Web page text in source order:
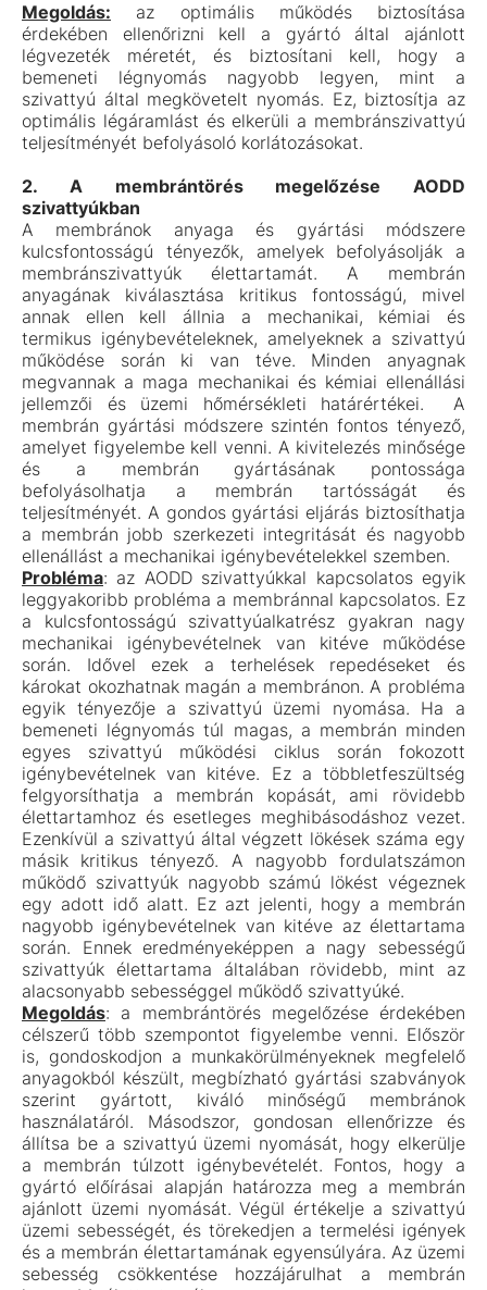
Megoldás: az optimális működés biztosítása
érdekében ellenőrizni kell a gyártó által ajánlott
légvezeték méretét, és biztosítani kell, hogy a
bemeneti légnyomás nagyobb legyen, mint a
szivattyú által megkövetelt nyomás. Ez, biztosítja az
optimális légáramlást és elkerüli a membránszivattyú
teljesítményét befolyásoló korlátozásokat.
2. A membrántörés megelőzése AODD
szivattyúkban
A membránok anyaga és gyártási módszere
kulcsfontosságú tényezők, amelyek befolyásolják a
membránszivattyúk élettartamát. A membrán
anyagának kiválasztása kritikus fontosságú, mivel
annak ellen kell állnia a mechanikai, kémiai és
termikus igénybevételeknek, amelyeknek a szivattyú
működése során ki van téve. Minden anyagnak
megvannak a maga mechanikai és kémiai ellenállási
jellemzői és üzemi hőmérsékleti határértékei. A
membrán gyártási módszere szintén fontos tényező,
amelyet figyelembe kell venni. A kivitelezés minősége
és a membrán gyártásának pontossága
befolyásolhatja a membrán tartósságát és
teljesítményét. A gondos gyártási eljárás biztosíthatja
a membrán jobb szerkezeti integritását és nagyobb
ellenállást a mechanikai igénybevételekkel szemben.
Probléma: az AODD szivattyúkkal kapcsolatos egyik
leggyakoribb probléma a membránnal kapcsolatos. Ez
a kulcsfontosságú szivattyúalkatrész gyakran nagy
mechanikai igénybevételnek van kitéve működése
során. Idővel ezek a terhelések repedéseket és
károkat okozhatnak magán a membránon. A probléma
egyik tényezője a szivattyú üzemi nyomása. Ha a
bemeneti légnyomás túl magas, a membrán minden
egyes szivattyú működési ciklus során fokozott
igénybevételnek van kitéve. Ez a többletfeszültség
felgyorsíthatja a membrán kopását, ami rövidebb
élettartamhoz és esetleges meghibásodáshoz vezet.
Ezenkívül a szivattyú által végzett lökések száma egy
másik kritikus tényező. A nagyobb fordulatszámon
működő szivattyúk nagyobb számú lökést végeznek
egy adott idő alatt. Ez azt jelenti, hogy a membrán
nagyobb igénybevételnek van kitéve az élettartama
során. Ennek eredményeképpen a nagy sebességű
szivattyúk élettartama általában rövidebb, mint az
alacsonyabb sebességgel működő szivattyúké.
Megoldás: a membrántörés megelőzése érdekében
célszerű több szempontot figyelembe venni. Először
is, gondoskodjon a munkakörülményeknek megfelelő
anyagokból készült, megbízható gyártási szabványok
szerint gyártott, kiváló minőségű membránok
használatáról. Másodszor, gondosan ellenőrizze és
állítsa be a szivattyú üzemi nyomását, hogy elkerülje
a membrán túlzott igénybevételét. Fontos, hogy a
gyártó előírásai alapján határozza meg a membrán
ajánlott üzemi nyomását. Végül értékelje a szivattyú
üzemi sebességét, és törekedjen a termelési igények
és a membrán élettartamának egyensúlyára. Az üzemi
sebesség csökkentése hozzájárulhat a membrán